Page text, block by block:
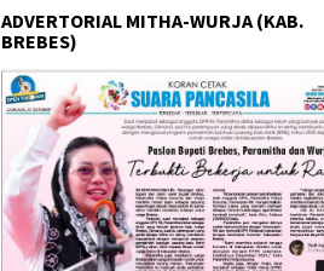
ADVERTORIAL MITHA-WURJA (KAB.
BREBES)